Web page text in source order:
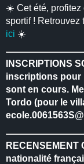
☀️ Cet été, profitez
sportif !
ici ☀️
INSCRIPTIONS
inscriptions pour
sont en cours.
Tordo (pour le
RECENSEMENT
nationalité